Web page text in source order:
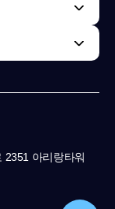
2351 아리랑타워